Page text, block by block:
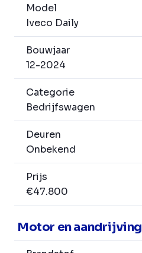
Model
Iveco Daily
Bouwjaar
12-2024
Categorie
Bedrijfswagen
Deuren
Onbekend
Prijs
€47.800
Motor en aandrijving